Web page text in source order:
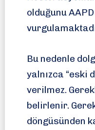
olduğunu
Bu nedenle
yalnızca “eski
verilmez.
belirlenir.
döngüsünden